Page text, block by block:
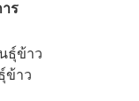
ร
ธุ์ข้าว
ข้าว